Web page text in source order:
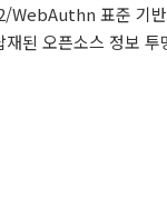
표준 기반
된 오픈소스 정보 투